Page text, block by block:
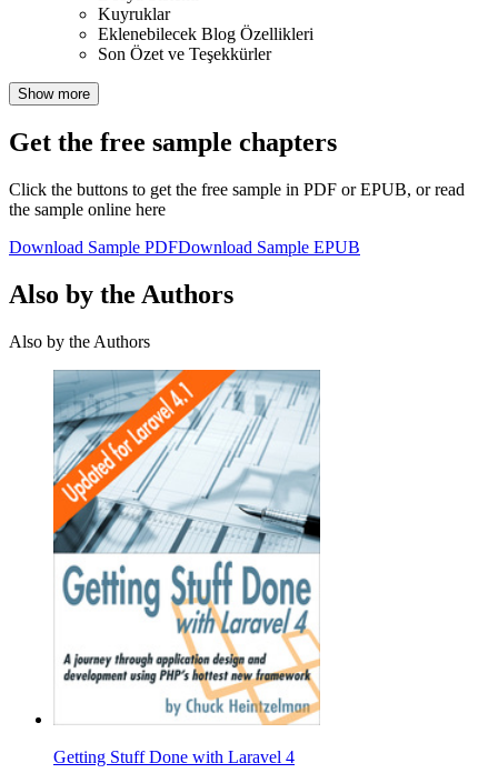
Kuyruklar
Eklenebilecek Blog Özellikleri
Son Özet ve Teşekkürler
Show more
Get the free sample chapters
Click the buttons to get the free sample in PDF or EPUB, or read
the sample online here
Download Sample PDFDownload Sample EPUB
Also by the Authors
Also by the Authors
Getting Stuff Done with Laravel 4